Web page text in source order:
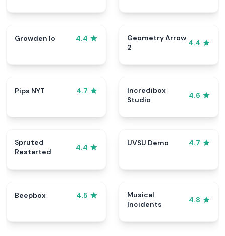
Growden Io 4.4
Geometry Arrow
2
4.4
Pips NYT 4.7
Incredibox
Studio
4.6
Spruted
Restarted
4.4
UVSU Demo 4.7
Beepbox 4.5
Musical
Incidents
4.8